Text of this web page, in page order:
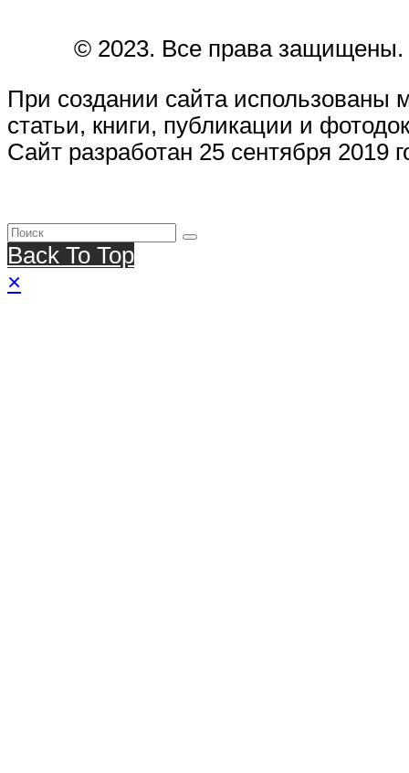
© 2023. Все права защищены.
При создании сайта
статьи, книги, публикации и
Сайт разработан 25 сентября 2019
Back To Top
×